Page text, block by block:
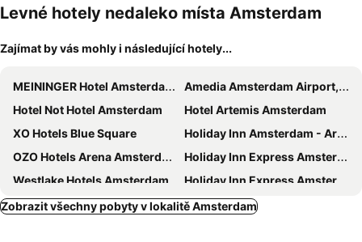
domácí
zvířata
Levné hotely nedaleko místa Amsterdam
Zajímat by vás mohly i následující hotely...
MEININGER Hotel Amsterdam City West
Amedia Amsterdam Airport, Trademark Collection By Wyndham
Hotel Not Hotel Amsterdam
Hotel Artemis Amsterdam
XO Hotels Blue Square
Holiday Inn Amsterdam - Arena Towers by IHG
OZO Hotels Arena Amsterdam
Holiday Inn Express Amsterdam - Arena Towers by IHG
Westlake Hotels Amsterdam
Holiday Inn Express Amsterdam - North Riverside By Ihg
MEININGER Hotel Amsterdam Amstel
Holiday Inn Express Amsterdam - Sloterdijk Station by IHG
Zobrazit všechny pobyty v lokalitě Amsterdam